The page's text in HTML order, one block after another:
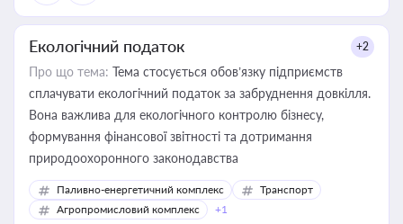
Екологічний податок +2
Про що тема: Тема стосується обов’язку підприємств
сплачувати екологічний податок за забруднення довкілля.
Вона важлива для екологічного контролю бізнесу,
формування фінансової звітності та дотримання
природоохоронного законодавства
Паливно-енергетичний комплекс
Транспорт
Агропромисловий комплекс
+1